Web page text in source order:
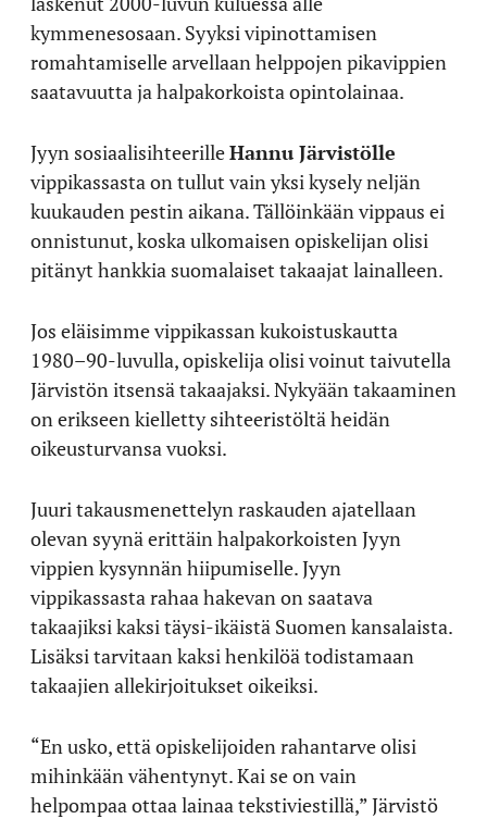
kymmenesosaan. Syyksi vipinottamisen
romahtamiselle arvellaan helppojen pikavippien
saatavuutta ja halpakorkoista opintolainaa.
Jyyn sosiaalisihteerilleHannu Järvistölle
vippikassasta on tullut vain yksi kysely neljän
kuukauden pestin aikana. Tällöinkään vippaus ei
onnistunut, koska ulkomaisen opiskelijan olisi
pitänyt hankkia suomalaiset takaajat lainalleen.
Jos eläisimme vippikassan kukoistuskautta
1980–90-luvulla, opiskelija olisi voinut taivutella
Järvistön itsensä takaajaksi. Nykyään takaaminen
on erikseen kielletty sihteeristöltä heidän
oikeusturvansa vuoksi.
Juuri takausmenettelyn raskauden ajatellaan
olevan syynä erittäin halpakorkoisten Jyyn
vippien kysynnän hiipumiselle. Jyyn
vippikassasta rahaa hakevan on saatava
takaajiksi kaksi täysi-ikäistä Suomen kansalaista.
Lisäksi tarvitaan kaksi henkilöä todistamaan
takaajien allekirjoitukset oikeiksi.
“En usko, että opiskelijoiden rahantarve olisi
mihinkään vähentynyt. Kai se on vain
helpompaa ottaa lainaa tekstiviestillä,” Järvistö